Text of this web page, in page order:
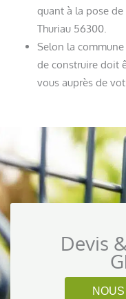
quant à la pose
Thuriau 56300.
Selon la
de construire doit
vous auprès de
Devis